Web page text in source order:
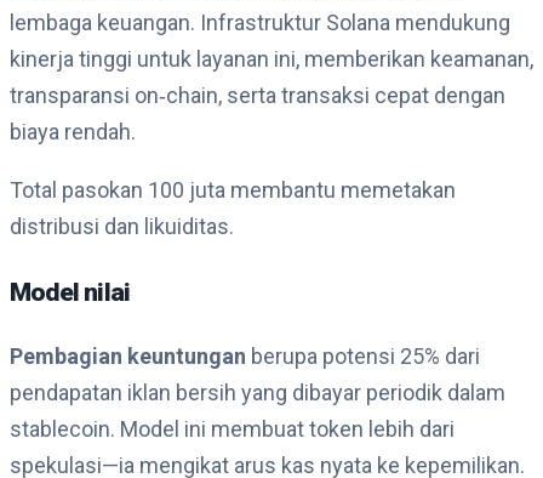
lembaga keuangan. Infrastruktur Solana mendukung
kinerja tinggi untuk layanan ini, memberikan keamanan,
transparansi on‑chain, serta transaksi cepat dengan
biaya rendah.
Total pasokan 100 juta membantu memetakan
distribusi dan likuiditas.
Model nilai
Pembagian keuntungan berupa potensi 25% dari
pendapatan iklan bersih yang dibayar periodik dalam
stablecoin. Model ini membuat token lebih dari
spekulasi—ia mengikat arus kas nyata ke kepemilikan.